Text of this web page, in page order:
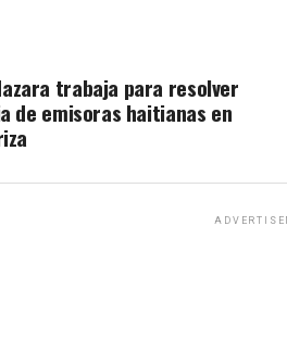
trabaja para resolver
de emisoras haitianas en